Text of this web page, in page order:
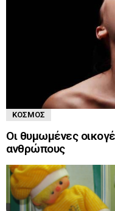
ΚΌΣΜΟΣ
Οι θυμωμένες
ανθρώπους